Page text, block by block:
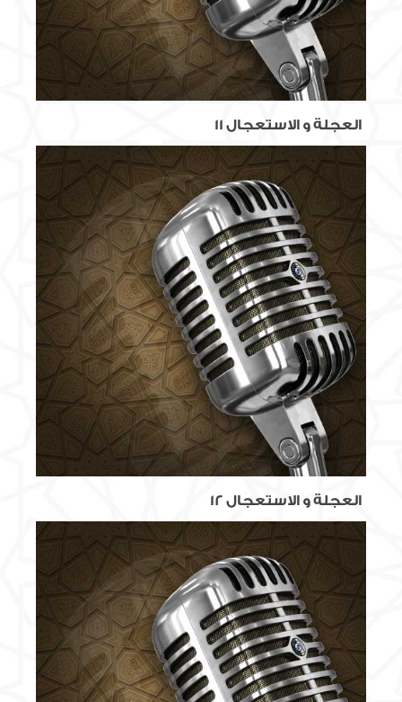
العجلة و الاستعجال 11
العجلة و الاستعجال 12